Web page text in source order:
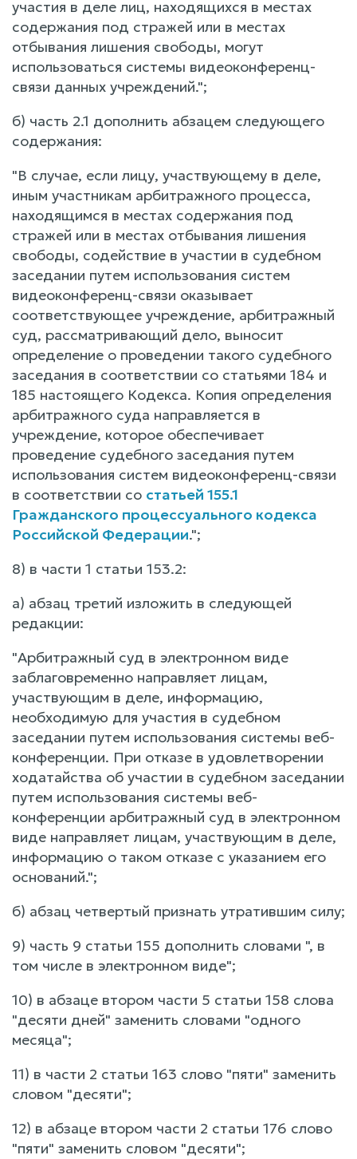
участия в деле лиц, находящихся в местах
содержания под стражей или в местах
отбывания лишения свободы, могут
использоваться системы видеоконференц-
связи данных учреждений.";
б) часть 2.1 дополнить абзацем следующего
содержания:
"В случае, если лицу, участвующему в деле,
иным участникам арбитражного процесса,
находящимся в местах содержания под
стражей или в местах отбывания лишения
свободы, содействие в участии в судебном
заседании путем использования систем
видеоконференц-связи оказывает
соответствующее учреждение, арбитражный
суд, рассматривающий дело, выносит
определение о проведении такого судебного
заседания в соответствии со статьями 184 и
185 настоящего Кодекса. Копия определения
арбитражного суда направляется в
учреждение, которое обеспечивает
проведение судебного заседания путем
использования систем видеоконференц-связи
в соответствии со статьей 155.1
Гражданского процессуального кодекса
Российской Федерации.";
8) в части 1 статьи 153.2:
а) абзац третий изложить в следующей
редакции:
"Арбитражный суд в электронном виде
заблаговременно направляет лицам,
участвующим в деле, информацию,
необходимую для участия в судебном
заседании путем использования системы веб-
конференции. При отказе в удовлетворении
ходатайства об участии в судебном заседании
путем использования системы веб-
конференции арбитражный суд в электронном
виде направляет лицам, участвующим в деле,
информацию о таком отказе с указанием его
оснований.";
б) абзац четвертый признать утратившим силу;
9) часть 9 статьи 155 дополнить словами ", в
том числе в электронном виде";
10) в абзаце втором части 5 статьи 158 слова
"десяти дней" заменить словами "одного
месяца";
11) в части 2 статьи 163 слово "пяти" заменить
словом "десяти";
12) в абзаце втором части 2 статьи 176 слово
"пяти" заменить словом "десяти";